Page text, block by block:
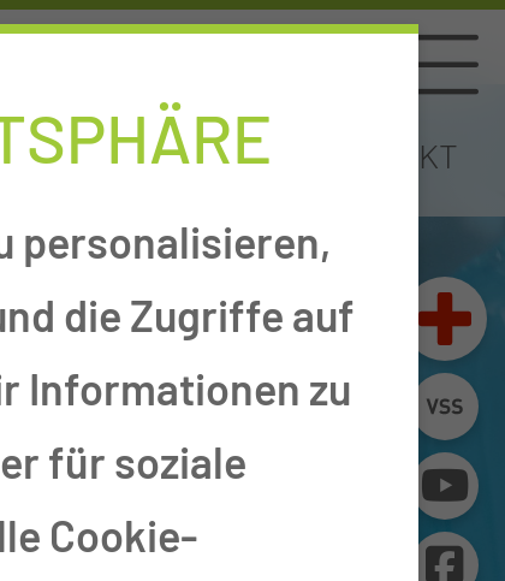
LAGEPLAN KONTAKT
personalisieren,
die Zugriffe auf
Informationen zu
für soziale
Cookie-